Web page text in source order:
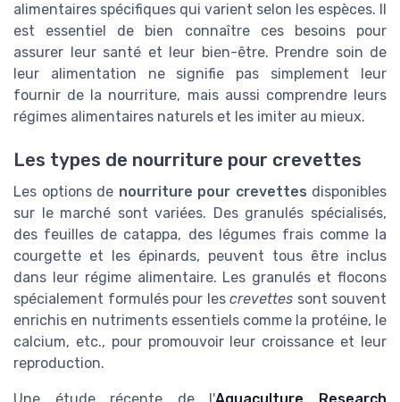
alimentaires spécifiques qui varient selon les espèces. Il
est essentiel de bien connaître ces besoins pour
assurer leur santé et leur bien-être. Prendre soin de
leur alimentation ne signifie pas simplement leur
fournir de la nourriture, mais aussi comprendre leurs
régimes alimentaires naturels et les imiter au mieux.
Les types de nourriture pour crevettes
Les options de nourriture pour crevettes disponibles
sur le marché sont variées. Des granulés spécialisés,
des feuilles de catappa, des légumes frais comme la
courgette et les épinards, peuvent tous être inclus
dans leur régime alimentaire. Les granulés et flocons
spécialement formulés pour les crevettes sont souvent
enrichis en nutriments essentiels comme la protéine, le
calcium, etc., pour promouvoir leur croissance et leur
reproduction.